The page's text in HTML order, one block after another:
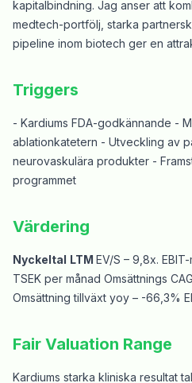
kapitalbindning. Jag anser att
medtech-portfölj, starka
pipeline inom biotech ger en
Triggers
- Kardiums FDA-godkännande -
ablationkatetern - Utveckling av
neurovaskulära produkter -
programmet
Värdering
Nyckeltal LTM EV/S – 9,8x.
TSEK per månad Omsättnings
Omsättning tillväxt yoy – -66,3%
Fair Valuation Range
Kardiums starka kliniska resultat